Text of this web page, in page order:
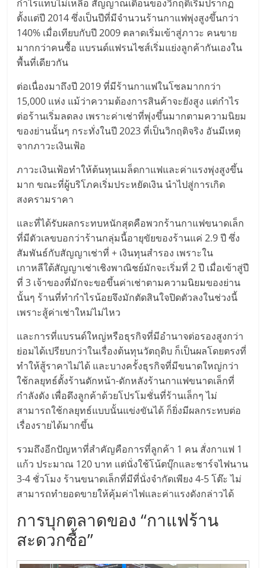
รวม
ธุรกิจ
ไทย,
SMEs,
แฟ
รน
ไชส์,
ปรึกษา
แฟ
รน
ไชส์,
รวม
แฟ
ไชส์
ขาย
แฟ
รน
ไชส์
แฟ
รน
ไชส์
ขาย
บ้าน
ลงทุน
น้อย
คืน
ทุน
ไว,
ปรึกษา
ลงทุน
และ
กำไรแทบไม่เหลือ สัญญาณเตือนของวิกฤติเริ่มปรากฏ
ตั้งแต่ปี 2014 ซึ่งเป็นปีที่มีจำนวนร้านกาแฟพุ่งสูงขึ้นกว่า
140% เมื่อเทียบกับปี 2009 ตลาดเริ่มเข้าสู่ภาวะ คนขาย
มากกว่าคนซื้อ แบรนด์แฟรนไชส์เริ่มแย่งลูกค้ากันเองใน
พื้นที่เดียวกัน
ต่อเนื่องมาถึงปี 2019 ที่มีร้านกาแฟในโซลมากกว่า
15,000 แห่ง แม้ว่าความต้องการสินค้าจะยังสูง แต่กำไร
ต่อร้านเริ่มลดลง เพราะค่าเช่าที่พุ่งขึ้นมากตามความนิยม
ของย่านนั้นๆ กระทั่งในปี 2023 ที่เป็นวิกฤติจริง อันมีเหตุ
จากภาวะเงินเฟ้อ
ภาวะเงินเฟ้อทำให้ต้นทุนเมล็ดกาแฟและค่าแรงพุ่งสูงขึ้น
มาก ขณะที่ผู้บริโภคเริ่มประหยัดเงิน นำไปสู่การเกิด
สงครามราคา
และที่ได้รับผลกระทบหนักสุดคือพวกร้านกาแฟขนาดเล็ก
ที่มีตัวเลขบอกว่าร้านกลุ่มนี้อายุขัยของร้านแค่ 2.9 ปี ซึ่ง
สัมพันธ์กับสัญญาเช่าที่ + เงินทุนสำรอง เพราะใน
เกาหลีใต้สัญญาเช่าเชิงพาณิชย์มักจะเริ่มที่ 2 ปี เมื่อเข้าสู่ปี
ที่ 3 เจ้าของที่มักจะขอขึ้นค่าเช่าตามความนิยมของย่าน
นั้นๆ ร้านที่ทำกำไรน้อยจึงมักตัดสินใจปิดตัวลงในช่วงนี้
เพราะสู้ค่าเช่าใหม่ไม่ไหว
และการที่แบรนด์ใหญ่หรือธุรกิจที่มีอำนาจต่อรองสูงกว่า
ย่อมได้เปรียบกว่าในเรื่องต้นทุนวัตถุดิบ ก็เป็นผลโดยตรงที่
ทำให้สู้ราคาไม่ได้ และบางครั้งธุรกิจที่มีขนาดใหญ่กว่า
ใช้กลยุทธ์ตั้งร้านดักหน้า-ดักหลังร้านกาแฟขนาดเล็กที่
กำลังดัง เพื่อดึงลูกค้าด้วยโปรโมชั่นที่ร้านเล็กๆ ไม่
สามารถใช้กลยุทธ์แบบนั้นแข่งขันได้ ก็ยิ่งมีผลกระทบต่อ
เรื่องรายได้มากขึ้น
รวมถึงอีกปัญหาที่สำคัญคือการที่ลูกค้า 1 คน สั่งกาแฟ 1
แก้ว ประมาณ 120 บาท แต่นั่งใช้โน้ตบุ๊กและชาร์จไฟนาน
3-4 ชั่วโมง ร้านขนาดเล็กที่มีที่นั่งจำกัดเพียง 4-5 โต๊ะ ไม่
สามารถทำยอดขายให้คุ้มค่าไฟและค่าแรงดังกล่าวได้
การบุกตลาดของ “กาแฟร้าน
สะดวกซื้อ”